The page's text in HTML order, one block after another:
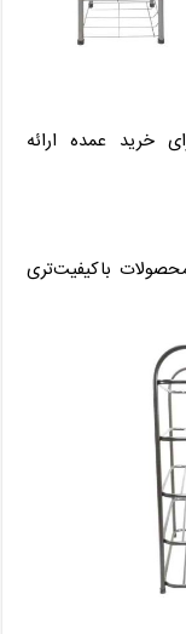
خرید عمده ارائه
باکیفیت‌تری